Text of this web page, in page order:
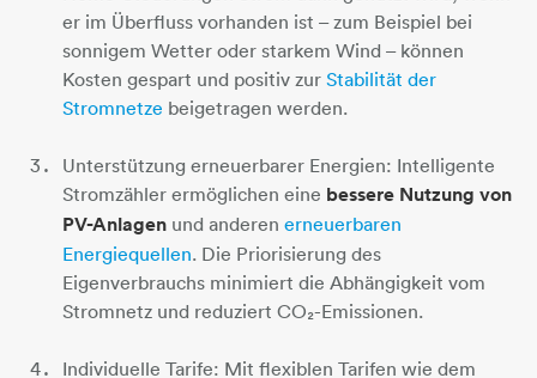
er im Überfluss vorhanden ist – zum Beispiel bei
sonnigem Wetter oder starkem Wind – können
Kosten gespart und positiv zur Stabilität der
Stromnetze beigetragen werden.
Unterstützung erneuerbarer Energien: Intelligente
Stromzähler ermöglichen eine bessere Nutzung von
PV-Anlagen und anderen erneuerbaren
Energiequellen. Die Priorisierung des
Eigenverbrauchs minimiert die Abhängigkeit vom
Stromnetz und reduziert CO₂-Emissionen.
Individuelle Tarife: Mit flexiblen Tarifen wie dem